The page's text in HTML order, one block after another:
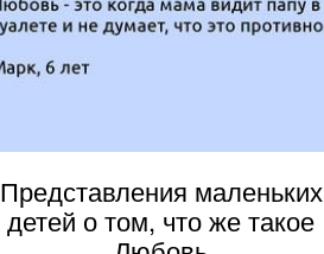
Представления маленьких
детей о том, что же такое